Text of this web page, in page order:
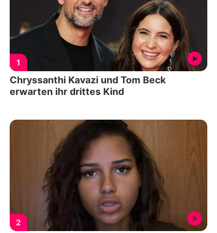
1
Chryssanthi Kavazi und Tom Beck
erwarten ihr drittes Kind
2